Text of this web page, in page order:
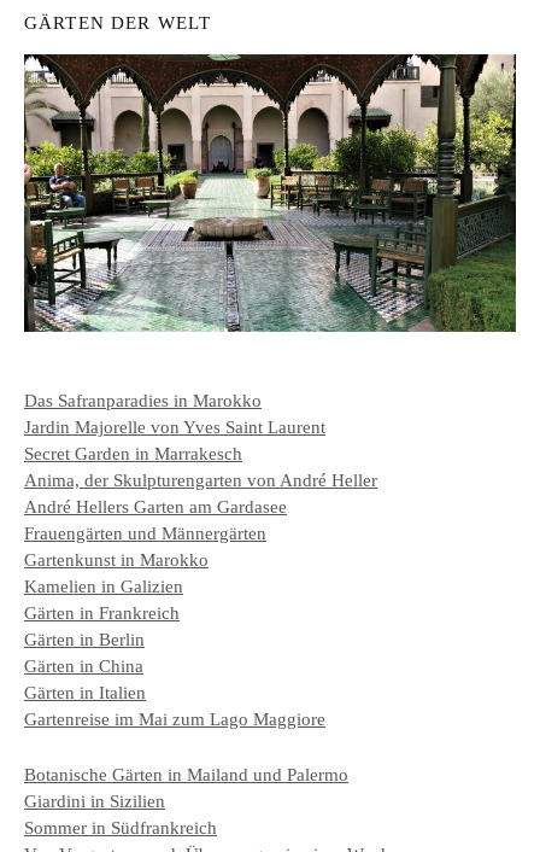
GÄRTEN DER WELT
Das Safranparadies in Marokko
Jardin Majorelle von Yves Saint Laurent
Secret Garden in Marrakesch
Anima, der Skulpturengarten von André Heller
André Hellers Garten am Gardasee
Frauengärten und Männergärten
Gartenkunst in Marokko
Kamelien in Galizien
Gärten in Frankreich
Gärten in Berlin
Gärten in China
Gärten in Italien
Gartenreise im Mai zum Lago Maggiore
Botanische Gärten in Mailand und Palermo
Giardini in Sizilien
Sommer in Südfrankreich